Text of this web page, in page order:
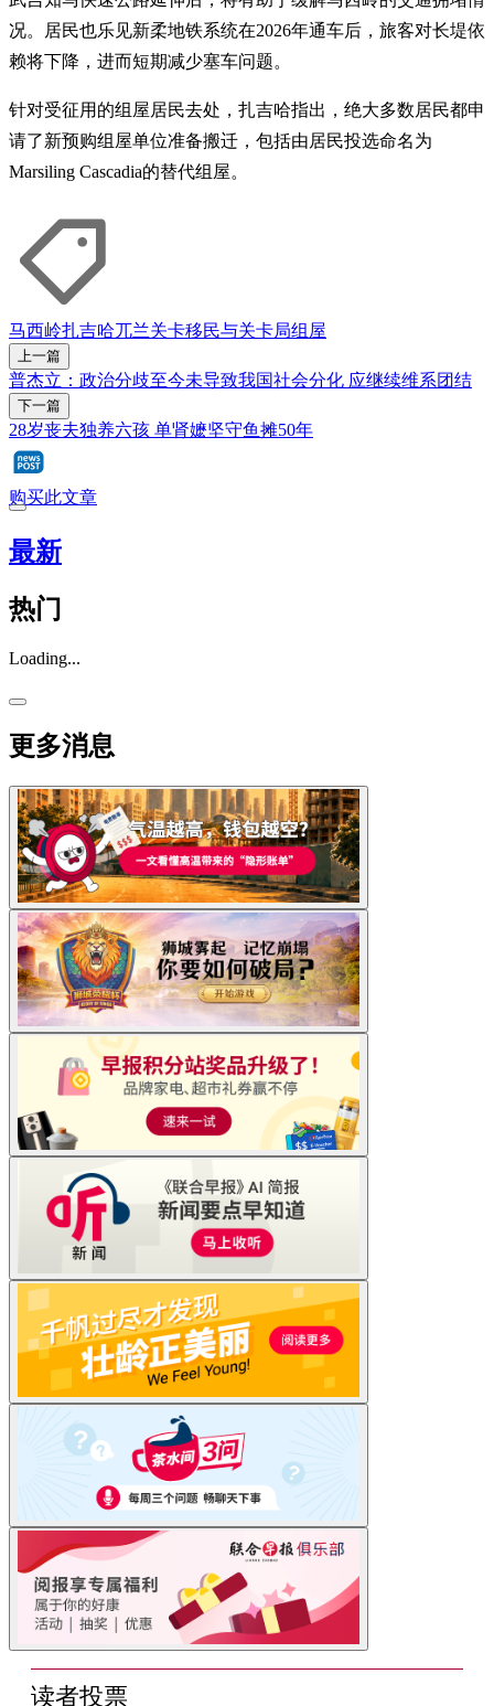
况。居民也乐见新柔地铁系统在2026年通车后，旅客对长堤依
赖将下降，进而短期减少塞车问题。
针对受征用的组屋居民去处，扎吉哈指出，绝大多数居民都申
请了新预购组屋单位准备搬迁，包括由居民投选命名为
Marsiling Cascadia的替代组屋。
马西岭扎吉哈兀兰关卡移民与关卡局组屋
上一篇
普杰立：政治分歧至今未导致我国社会分化 应继续维系团结
下一篇
28岁丧夫独养六孩 单肾嬷坚守鱼摊50年
购买此文章
最新
热门
Loading...
更多消息